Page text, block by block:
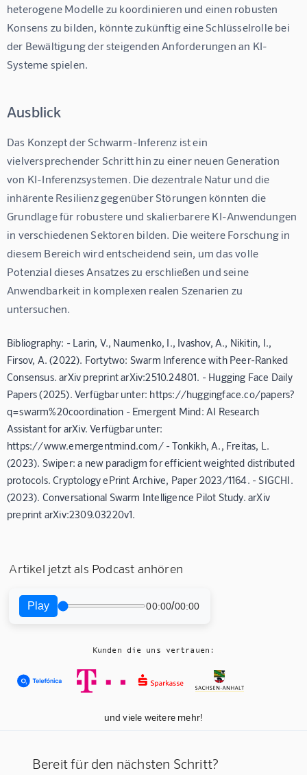
heterogene Modelle zu koordinieren und einen robusten
Konsens zu bilden, könnte zukünftig eine Schlüsselrolle bei
der Bewältigung der steigenden Anforderungen an KI-
Systeme spielen.
Ausblick
Das Konzept der Schwarm-Inferenz ist ein
vielversprechender Schritt hin zu einer neuen Generation
von KI-Inferenzsystemen. Die dezentrale Natur und die
inhärente Resilienz gegenüber Störungen könnten die
Grundlage für robustere und skalierbarere KI-Anwendungen
in verschiedenen Sektoren bilden. Die weitere Forschung in
diesem Bereich wird entscheidend sein, um das volle
Potenzial dieses Ansatzes zu erschließen und seine
Anwendbarkeit in komplexen realen Szenarien zu
untersuchen.
Bibliography: - Larin, V., Naumenko, I., Ivashov, A., Nikitin, I.,
Firsov, A. (2022). Fortytwo: Swarm Inference with Peer-Ranked
Consensus. arXiv preprint arXiv:2510.24801. - Hugging Face Daily
Papers (2025). Verfügbar unter: https://huggingface.co/papers?
q=swarm%20coordination - Emergent Mind: AI Research
Assistant for arXiv. Verfügbar unter:
https://www.emergentmind.com/ - Tonkikh, A., Freitas, L.
(2023). Swiper: a new paradigm for efficient weighted distributed
protocols. Cryptology ePrint Archive, Paper 2023/1164. - SIGCHI.
(2023). Conversational Swarm Intelligence Pilot Study. arXiv
preprint arXiv:2309.03220v1.
Artikel jetzt als Podcast anhören
Play 00:00/00:00
Kunden die uns vertrauen:
und viele weitere mehr!
Bereit für den nächsten Schritt?